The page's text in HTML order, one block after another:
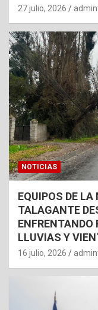
27 julio, 2026
NOTICIAS
EQUIPOS DE LA
TALAGANTE
ENFRENTANDO
LLUVIAS Y
16 julio, 2026